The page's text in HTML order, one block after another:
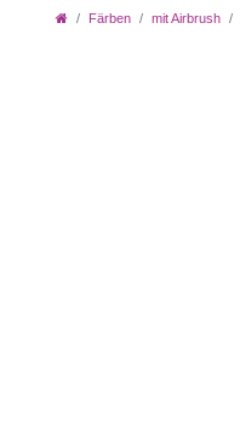
Färben mit Airbrush